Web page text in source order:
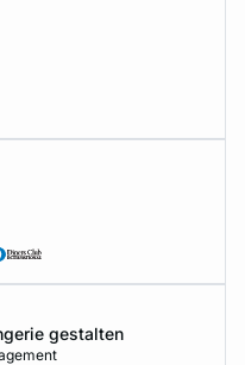
gestalten